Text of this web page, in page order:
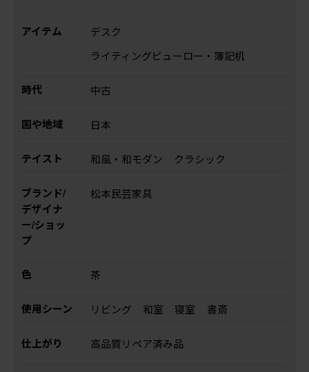
アイテム
デスク
ライティングビューロー・簿記机
時代 中古
国や地域 日本
テイスト 和風・和モダン クラシック
ブランド/
デザイナ
ー/ショッ
プ
松本民芸家具
色 茶
使用シーン リビング 和室 寝室 書斎
仕上がり 高品質リペア済み品